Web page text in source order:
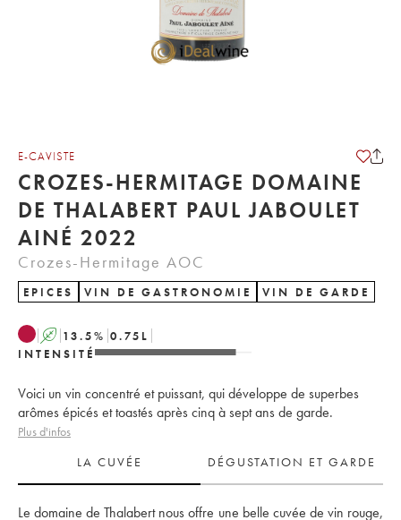
E-CAVISTE
CROZES-HERMITAGE DOMAINE
DE THALABERT PAUL JABOULET
AINÉ 2022
Crozes-Hermitage AOC
EPICES VIN DE GASTRONOMIE VIN DE GARDE
A 13.5% 0.75 L
INTENSITÉ
Voici un vin concentré et puissant, qui développe de superbes
arômes épicés et toastés après cinq à sept ans de garde.
Plus d'infos
LA CUVÉE
DÉGUSTATION ET GARDE
Le domaine de Thalabert nous offre une belle cuvée de vin rouge,